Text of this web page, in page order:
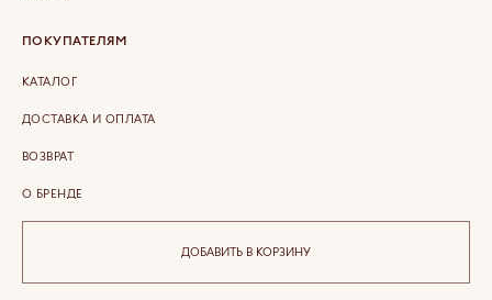
ДОБАВИТЬ В КОРЗИНУ
ПОКУПАТЕЛЯМ
КАТАЛОГ
ДОСТАВКА И ОПЛАТА
ВОЗВРАТ
О БРЕНДЕ
COPYRIGHT © 2026 ETERLIQUE